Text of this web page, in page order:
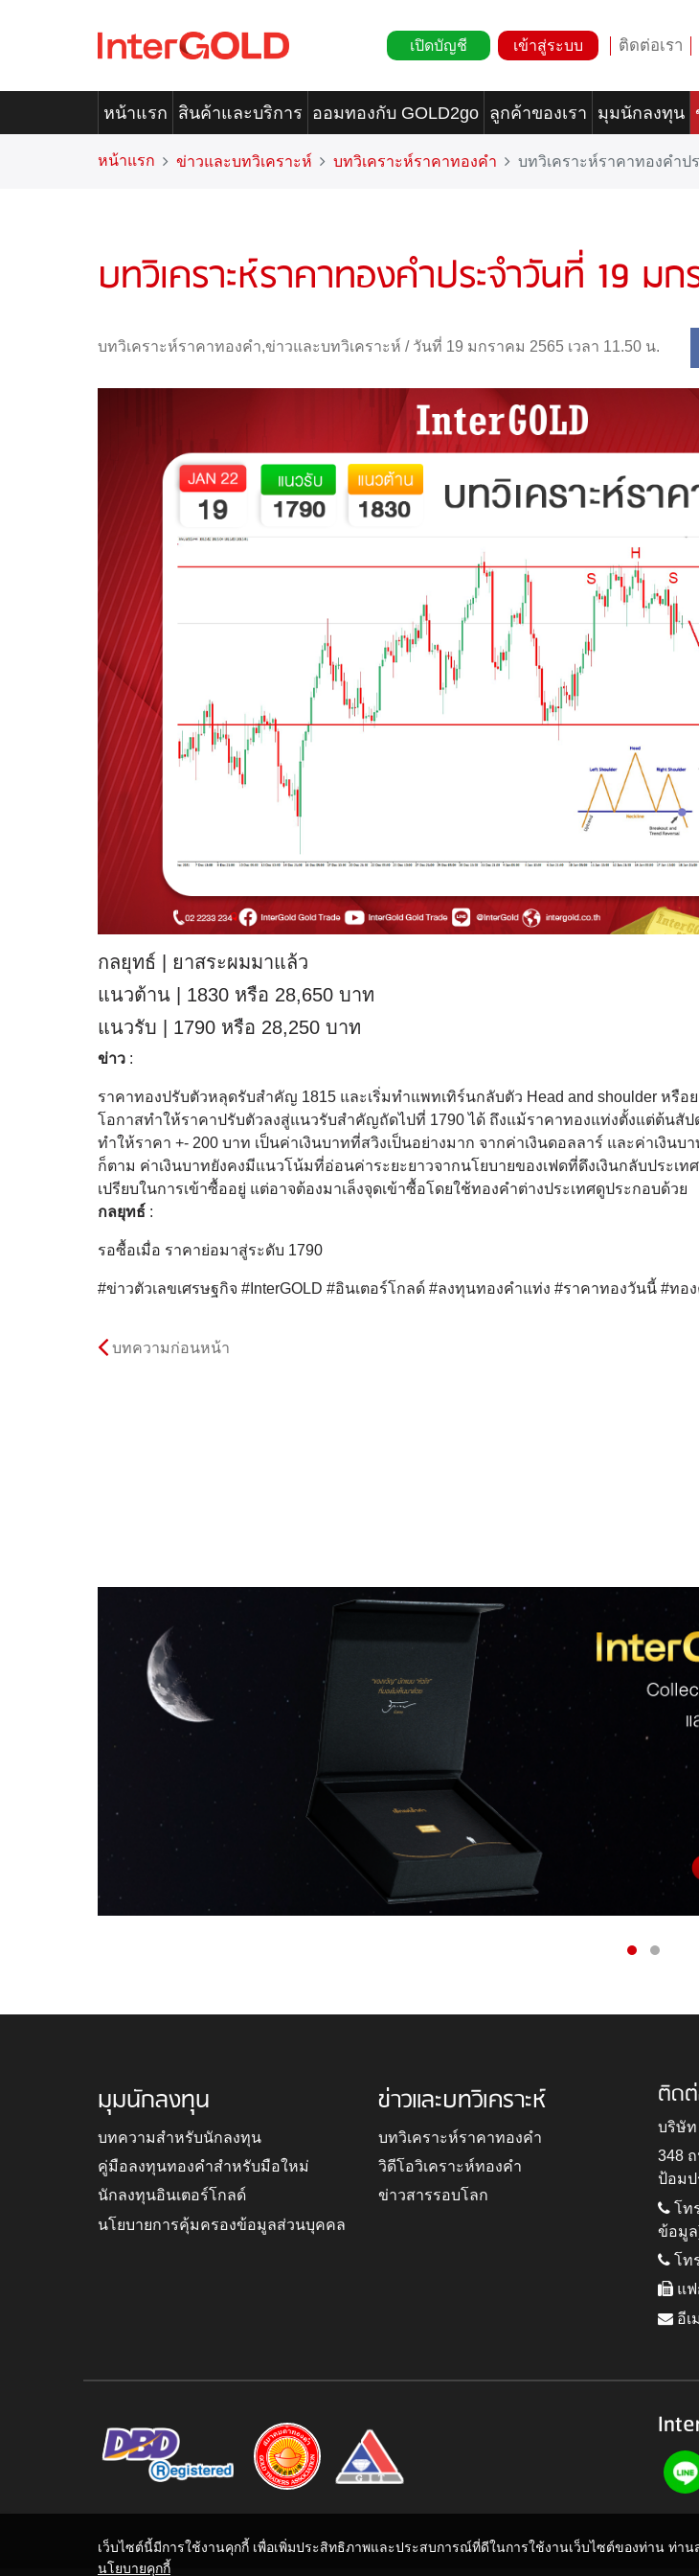
เปิดบัญชี เข้าสู่ระบบ ติดต่อเรา
หน้าแรก สินค้าและบริการ ออมทองกับ GOLD2go ลูกค้าของเรา มุมนักลงทุน
หน้าแรก ข่าวและบทวิเคราะห์ บทวิเคราะห์ราคาทองคำ บทวิเคราะห์ราคาทองคำป
บทวิเคราะห์ราคาทองคำประจำวันที่ 19 ม
บทวิเคราะห์ราคาทองคำ,ข่าวและบทวิเคราะห์ / วันที่ 19 มกราคม 2565 เวลา 11.50 น.
กลยุทธ์ | ยาสระผมมาแล้ว
แนวต้าน | 1830 หรือ 28,650 บาท
แนวรับ | 1790 หรือ 28,250 บาท
ข่าว :
ราคาทองปรับตัวหลุดรับสำคัญ 1815 และเริ่มทำแพทเทิร์นกลับตัว Head and shoulder หรือ
โอกาสทำให้ราคาปรับตัวลงสู่แนวรับสำคัญถัดไปที่ 1790 ได้ ถึงแม้ราคาทองแท่งตั้งแต่ต้นสัป
ทำให้ราคา +- 200 บาท เป็นค่าเงินบาทที่สวิงเป็นอย่างมาก จากค่าเงินดอลลาร์ และค่าเงินบ
ก็ตาม ค่าเงินบาทยังคงมีแนวโน้มที่อ่อนค่าระยะยาวจากนโยบายของเฟดที่ดึงเงินกลับประเ
เปรียบในการเข้าซื้ออยู่ แต่อาจต้องมาเล็งจุดเข้าซื้อโดยใช้ทองคำต่างประเทศดูประกอบด้วย
กลยุทธ์ :
รอซื้อเมื่อ ราคาย่อมาสู่ระดับ 1790
#ข่าวตัวเลขเศรษฐกิจ #InterGOLD #อินเตอร์โกลด์ #ลงทุนทองคำแท่ง #ราคาทองวันนี้ #ทอ
บทความก่อนหน้า
มุมนักลงทุน
บทความสำหรับนักลงทุน
คู่มือลงทุนทองคำสำหรับมือใหม่
นักลงทุนอินเตอร์โกลด์
นโยบายการคุ้มครองข้อมูลส่วนบุคคล
ข่าวและบทวิเคราะห์
บทวิเคราะห์ราคาทองคำ
วิดีโอวิเคราะห์ทองคำ
ข่าวสารรอบโลก
ติดต่
บริษัท
348
ป้อมป
โท
ข้อมู
โท
แฟ
อีเ
เว็บไซต์นี้มีการใช้งานคุกกี้ เพื่อเพิ่มประสิทธิภาพและประสบการณ์ที่ดีในการใช้งานเว็บไซต์ของท่าน ท่าน
นโยบายคุกกี้